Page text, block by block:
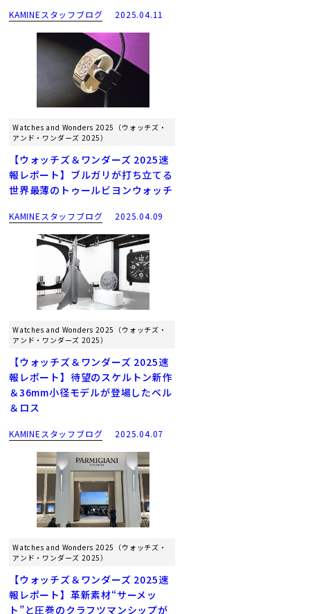
KAMINEスタッフブログ 2025.04.11
Watches and Wonders 2025（ウォッチズ・
アンド・ワンダーズ 2025）
【ウォッチズ＆ワンダーズ 2025速
報レポート】ブルガリが打ち立てる
世界最薄のトゥールビヨンウォッチ
KAMINEスタッフブログ 2025.04.09
Watches and Wonders 2025（ウォッチズ・
アンド・ワンダーズ 2025）
【ウォッチズ＆ワンダーズ 2025速
報レポート】待望のスケルトン新作
＆36mm小径モデルが登場したベル
＆ロス
KAMINEスタッフブログ 2025.04.07
Watches and Wonders 2025（ウォッチズ・
アンド・ワンダーズ 2025）
【ウォッチズ＆ワンダーズ 2025速
報レポート】革新素材“サーメッ
ト”と圧巻のクラフツマンシップが